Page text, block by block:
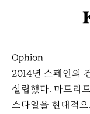
K
C
A
Ophion
2014년 스페인의
설립했다. 마드리
스타일을 현대적